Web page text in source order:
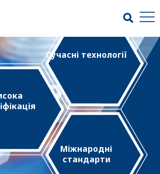
Міжнародні
стандарти
Сучасні технології